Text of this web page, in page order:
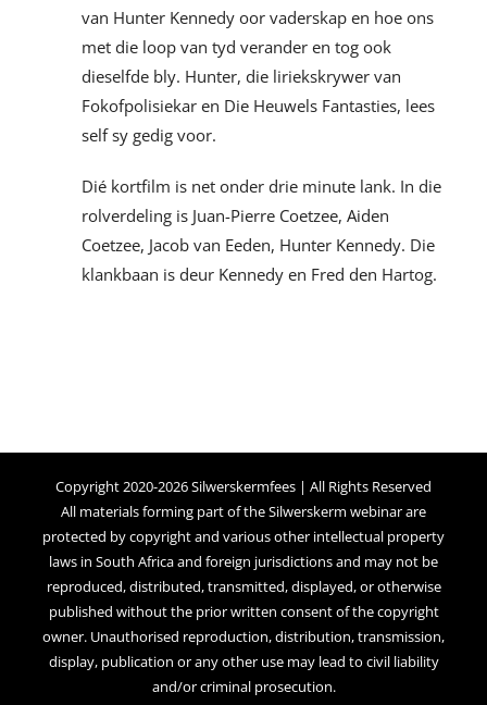
van Hunter Kennedy oor vaderskap en hoe ons
met die loop van tyd verander en tog ook
dieselfde bly. Hunter, die liriekskrywer van
Fokofpolisiekar en Die Heuwels Fantasties, lees
self sy gedig voor.
Dié kortfilm is net onder drie minute lank. In die
rolverdeling is Juan-Pierre Coetzee, Aiden
Coetzee, Jacob van Eeden, Hunter Kennedy. Die
klankbaan is deur Kennedy en Fred den Hartog.
Copyright 2020-2026 Silwerskermfees | All Rights Reserved
All materials forming part of the Silwerskerm webinar are
protected by copyright and various other intellectual property
laws in South Africa and foreign jurisdictions and may not be
reproduced, distributed, transmitted, displayed, or otherwise
published without the prior written consent of the copyright
owner. Unauthorised reproduction, distribution, transmission,
display, publication or any other use may lead to civil liability
and/or criminal prosecution.